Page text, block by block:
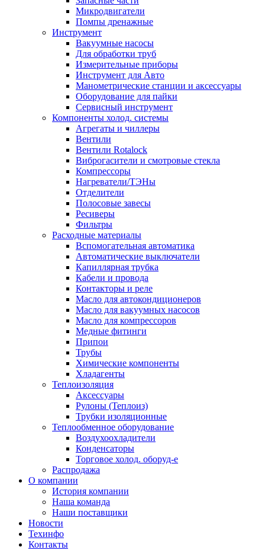
Микродвигатели
Помпы дренажные
Инструмент
Вакуумные насосы
Для обработки труб
Измерительные приборы
Инструмент для Авто
Манометрические станции и аксессуары
Оборудование для пайки
Сервисный инструмент
Компоненты холод. системы
Агрегаты и чиллеры
Вентили
Вентили Rotalock
Виброгасители и смотровые стекла
Компрессоры
Нагреватели/ТЭНы
Отделители
Полосовые завесы
Ресиверы
Фильтры
Расходные материалы
Вспомогательная автоматика
Автоматические выключатели
Капиллярная трубка
Кабели и провода
Контакторы и реле
Масло для автокондиционеров
Масло для вакуумных насосов
Масло для компрессоров
Медные фитинги
Припои
Трубы
Химические компоненты
Хладагенты
Теплоизоляция
Аксессуары
Рулоны (Теплоиз)
Трубки изоляционные
Теплообменное оборудование
Воздухоохладители
Конденсаторы
Торговое холод. оборуд-е
Распродажа
О компании
История компании
Наша команда
Наши поставщики
Новости
Техинфо
Контакты